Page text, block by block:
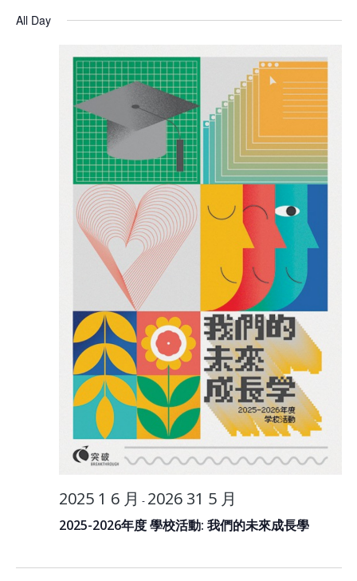
All Day
2025 1 6 月 - 2026 31 5 月
2025-2026年度 學校活動: 我們的未來成長學